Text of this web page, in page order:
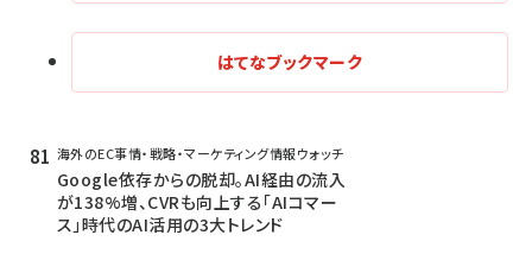
はてなブックマーク
海外のEC事情・戦略・マーケティング情報ウォッチ
Google依存からの脱却。AI経由の流入
が138%増、CVRも向上する「AIコマー
ス」時代のAI活用の3大トレンド